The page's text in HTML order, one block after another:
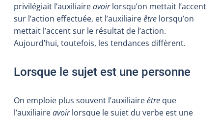
privilégiait l’auxiliaireavoirlorsqu’on mettait l’accent
sur l’action effectuée, et l’auxiliaireêtre lorsqu’on
mettait l’accent sur le résultat de l’action.
Aujourd’hui, toutefois, les tendances diffèrent.
Lorsque le sujet est une personne
On emploie plus souvent l’auxiliaireêtre que
l’auxiliaireavoirlorsque le sujet du verbe est une